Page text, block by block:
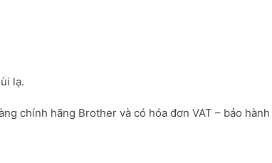
lạ.
chính hãng Brother và có hóa đơn VAT – bảo